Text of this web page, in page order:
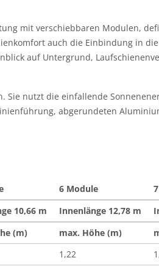
mit verschiebbaren Modulen,
auch die Einbindung in
auf Untergrund,
nutzt die einfallende
abgerundeten
6 Module
10,66 m Innenlänge 12,78 m
(m) max. Höhe (m)
1,22